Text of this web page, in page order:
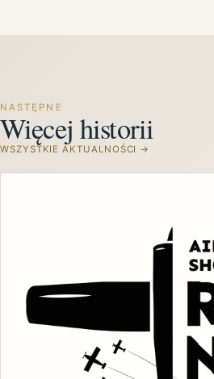
NASTĘPNE
Więcej historii
WSZYSTKIE AKTUALNOŚCI →